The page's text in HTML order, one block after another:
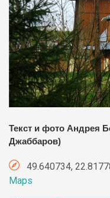
Текст и фото Андрея
Джаббаров)
49.640734,
Maps